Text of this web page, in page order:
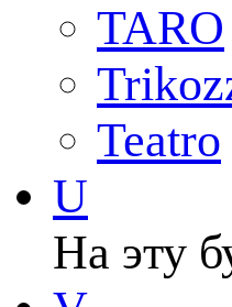
TARO
Teatro
U
На эту